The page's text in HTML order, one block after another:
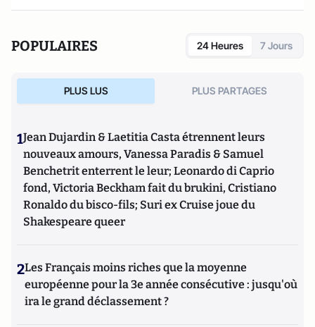
POPULAIRES 24 Heures 7 Jours
PLUS LUS PLUS PARTAGES
1Jean Dujardin & Laetitia Casta étrennent leurs
nouveaux amours, Vanessa Paradis & Samuel
Benchetrit enterrent le leur; Leonardo di Caprio
fond, Victoria Beckham fait du brukini, Cristiano
Ronaldo du bisco-fils; Suri ex Cruise joue du
Shakespeare queer
2Les Français moins riches que la moyenne
européenne pour la 3e année consécutive : jusqu'où
ira le grand déclassement ?